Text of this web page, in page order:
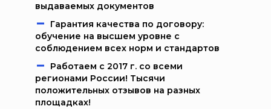
выдаваемых документов
Гарантия качества по договору:
обучение на высшем уровне с
соблюдением всех норм и стандартов
Работаем c 2017 г. со всеми
регионами России! Тысячи
положительных отзывов на разных
площадках!